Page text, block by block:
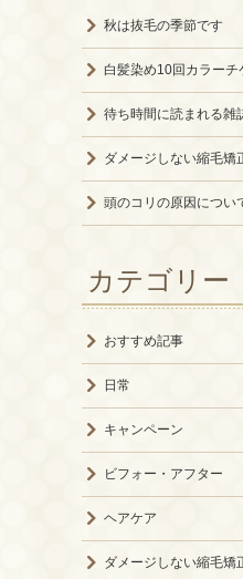
秋は抜毛の季節です
白髪染め10回カラーチ
待ち時間に読まれる雑
ダメージしない縮毛矯
頭のコリの原因につい
カテゴリー
おすすめ記事
日常
キャンペーン
ビフォー・アフター
ヘアケア
ダメージしない縮毛矯